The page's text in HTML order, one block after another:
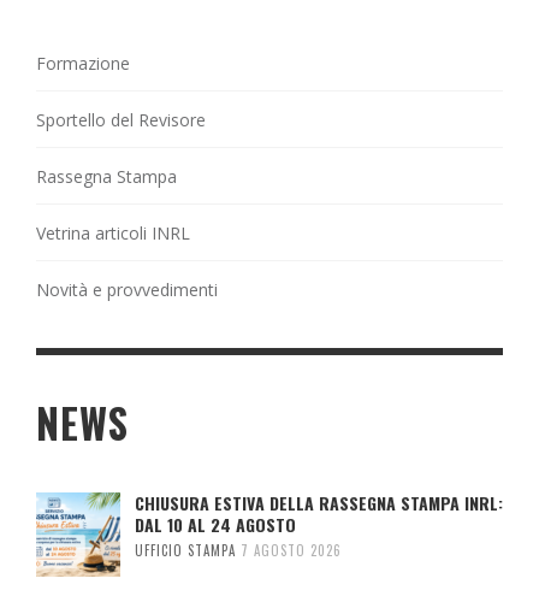
Formazione
Sportello del Revisore
Rassegna Stampa
Vetrina articoli INRL
Novità e provvedimenti
NEWS
CHIUSURA ESTIVA DELLA RASSEGNA STAMPA INRL:
DAL 10 AL 24 AGOSTO
UFFICIO STAMPA 7 AGOSTO 2026